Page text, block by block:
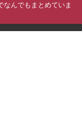
なんでもまとめていま